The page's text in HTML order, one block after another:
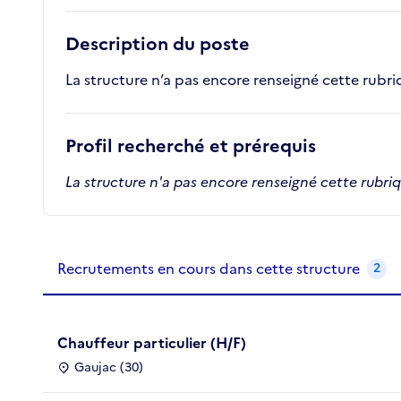
Description du poste
La structure n’a pas encore renseigné cette
Profil recherché et prérequis
La structure n'a pas encore renseigné cette
Recrutements de la structure
Recrutements en cours dans cette structure 2
Chauffeur particulier (H/F)
Gaujac (30)